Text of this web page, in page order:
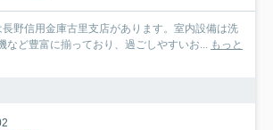
野信用金庫古里支店があります。室内設備は洗
など豊富に揃っており、過ごしやすいお...
もっと